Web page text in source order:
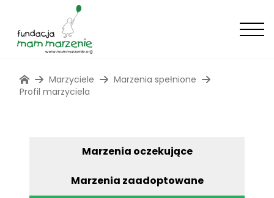
Marzyciele
Marzenia spełnione
Profil marzyciela
Marzenia oczekujące
Marzenia zaadoptowane